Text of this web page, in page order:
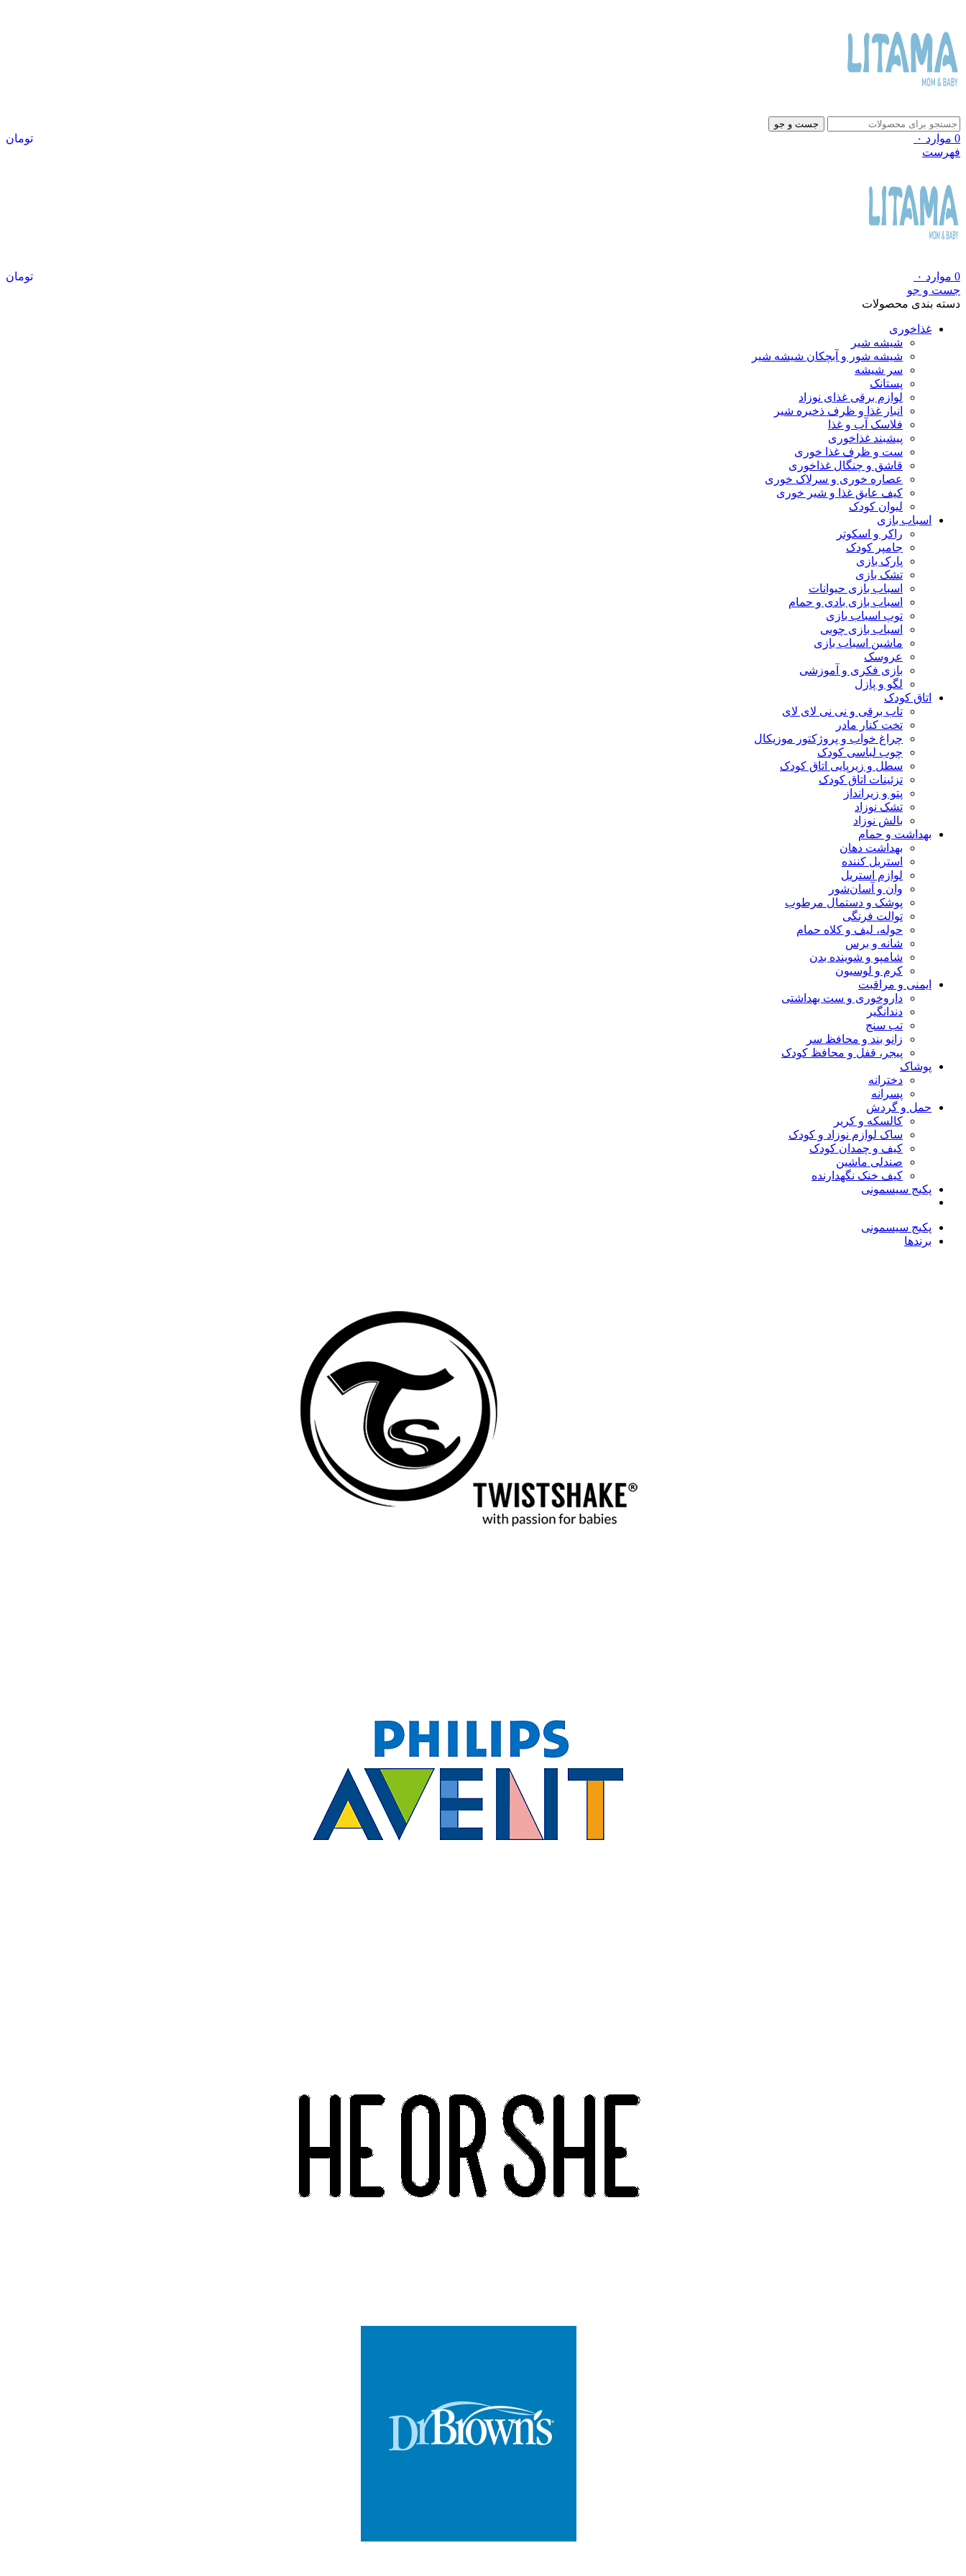
جست و جو
0 موارد ۰
تومان
فهرست
0 موارد ۰
تومان
جست و جو
دسته بندی محصولات
غذاخوری
شیشه شیر
شیشه ‌شور و آبچکان شیشه‌ شیر
سر شیشه
پستانک
لوازم برقی غذای نوزاد
انبار غذا و ظرف ذخیره شیر
فلاسک آب و غذا
پیشبند غذاخوری
ست و ظرف غذا خوری
قاشق و چنگال غذاخوری
عصاره خوری و سرلاک خوری
کیف عایق غذا و شیر خوری
لیوان کودک
اسباب بازی
راکر و اسکوتر
جامپر کودک
پارک بازی
تشک بازی
اسباب بازی حیوانات
اسباب بازی بادی و حمام
توپ اسباب بازی
اسباب بازی چوبی
ماشین اسباب بازی
عروسک
بازی فکری و آموزشی
لگو و پازل
اتاق کودک
تاب برقی و نی نی لای لای
تخت کنار مادر
چراغ خواب و پروژکتور موزیکال
چوب لباسی کودک
سطل و زیرپایی اتاق کودک
تزئینات اتاق کودک
پتو و زیرانداز
تشک نوزاد
بالش نوزاد
بهداشت و حمام
بهداشت دهان
استریل کننده
لوازم استریل
وان و آسان‌شور
پوشک و دستمال مرطوب
توالت فرنگی
حوله، لیف و کلاه حمام
شانه و برس
شامپو و شوینده بدن
کرم و لوسیون
ایمنی و مراقبت
داروخوری و ست بهداشتی
دندانگیر
تب‌ سنج
زانو بند و محافظ سر
پیجر، قفل و محافظ کودک
پوشاک
دخترانه
پسرانه
حمل و گردش
کالسکه و کریر
ساک لوازم نوزاد و کودک
کیف و چمدان کودک
صندلی ماشین
کیف خنک نگهدارنده
پکیج سیسمونی
پکیج سیسمونی
برندها